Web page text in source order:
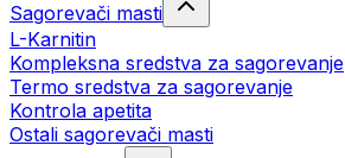
Sagorevači masti
L-Karnitin
Kompleksna sredstva za sagorevanje
Termo sredstva za sagorevanje
Kontrola apetita
Ostali sagorevači masti